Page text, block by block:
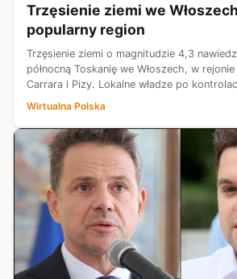
Trzęsienie ziemi we
popularny region
Trzęsienie ziemi o magnitudzie 4,3
północną Toskanię we Włoszech, w
Carrara i Pizy. Lokalne władze po
Wirtualna Polska